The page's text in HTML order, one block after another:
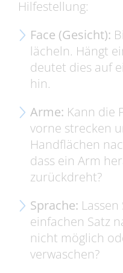
Hilfestellung:
Face (Gesicht):
lächeln. Hängt
deutet dies auf
hin.
Arme: Kann die
vorne strecken
Handflächen
dass ein Arm
zurückdreht?
Sprache:
einfachen Satz
nicht möglich
verwaschen?